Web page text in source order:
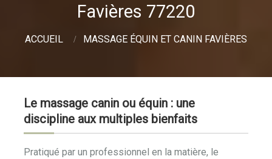
Favières 77220
ACCUEIL MASSAGE ÉQUIN ET CANIN FAVIÈRES
Le massage canin ou équin : une
discipline aux multiples bienfaits
Pratiqué par un professionnel en la matière, le